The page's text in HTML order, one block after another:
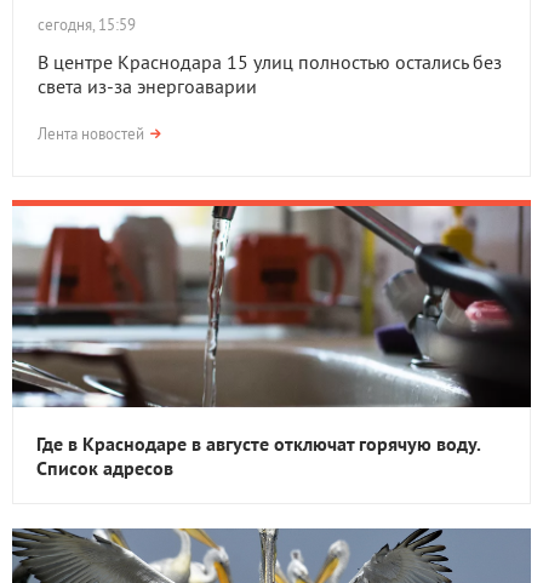
сегодня, 15:59
В центре Краснодара 15 улиц полностью остались без
света из-за энергоаварии
Лента новостей
Где в Краснодаре в августе отключат горячую воду.
Список адресов